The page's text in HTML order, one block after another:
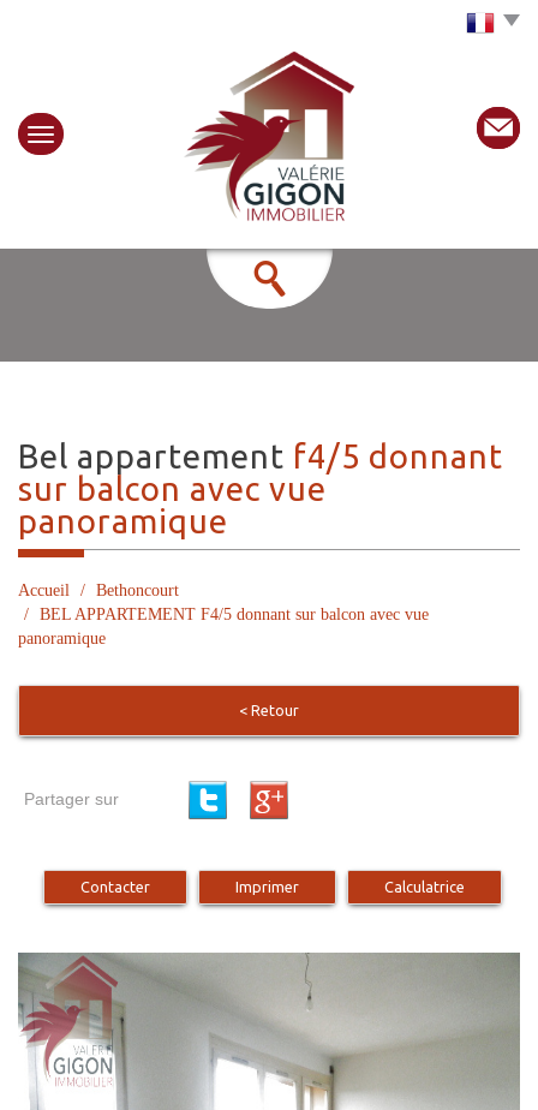
bel appartement f4/5 donnant
sur balcon avec vue
panoramique
Accueil
Bethoncourt
BEL APPARTEMENT F4/5 donnant sur balcon avec vue
panoramique
< Retour
Partager sur
Contacter Imprimer Calculatrice